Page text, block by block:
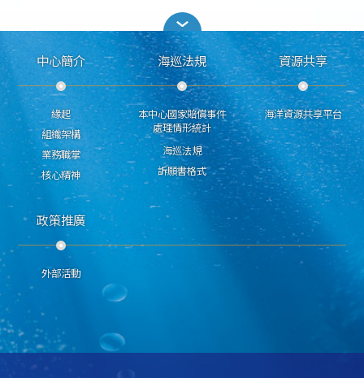
中心簡介
緣起
組織架構
業務職掌
核心精神
海巡法規
本中心國家賠償事件
處理情形統計
海巡法規
訴願書格式
資源共享
海洋資源共享平台
政策推廣
外部活動